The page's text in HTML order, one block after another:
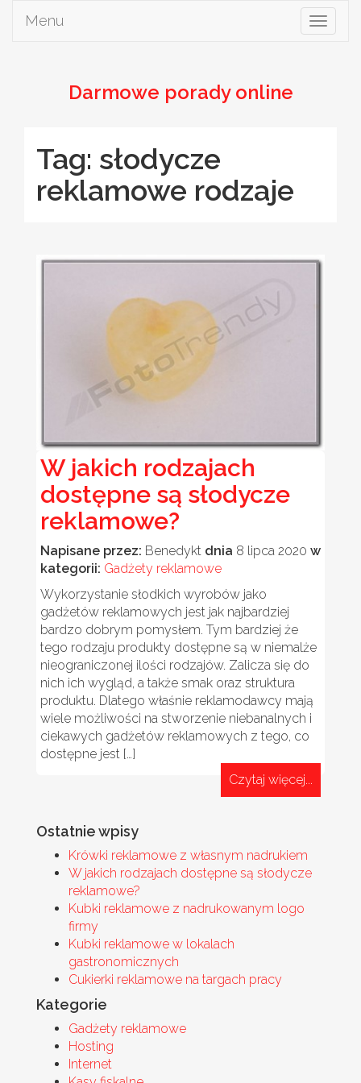
Toggle
Menu
Darmowe porady online
Tag: słodycze
reklamowe rodzaje
W jakich rodzajach
dostępne są słodycze
reklamowe?
Napisane przez: Benedykt dnia 8 lipca 2020 w
kategorii: Gadżety reklamowe
Wykorzystanie słodkich wyrobów jako
gadżetów reklamowych jest jak najbardziej
bardzo dobrym pomysłem. Tym bardziej że
tego rodzaju produkty dostępne są w niemalże
nieograniczonej ilości rodzajów. Zalicza się do
nich ich wygląd, a także smak oraz struktura
produktu. Dlatego właśnie reklamodawcy mają
wiele możliwości na stworzenie niebanalnych i
ciekawych gadżetów reklamowych z tego, co
dostępne jest […]
Czytaj więcej...
Ostatnie wpisy
Krówki reklamowe z własnym nadrukiem
W jakich rodzajach dostępne są słodycze
reklamowe?
Kubki reklamowe z nadrukowanym logo
firmy
Kubki reklamowe w lokalach
gastronomicznych
Cukierki reklamowe na targach pracy
Kategorie
Gadżety reklamowe
Hosting
Internet